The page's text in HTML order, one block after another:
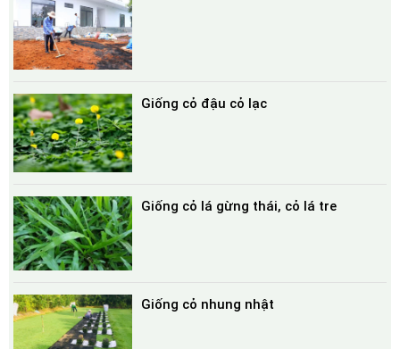
Giống cỏ đậu cỏ lạc
Giống cỏ lá gừng thái, cỏ lá tre
Giống cỏ nhung nhật